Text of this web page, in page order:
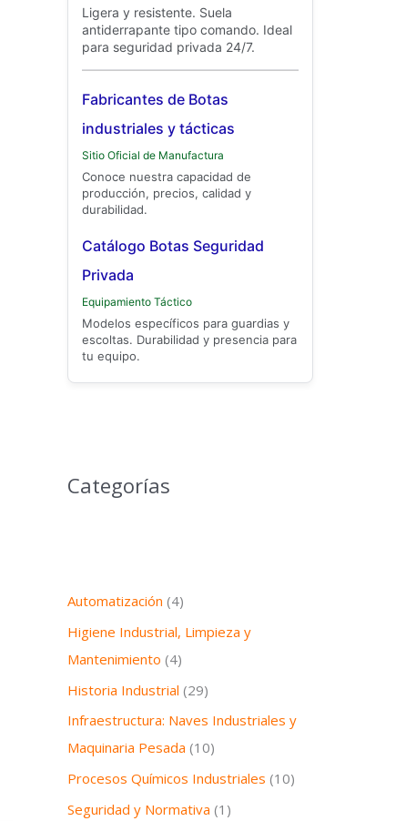
Ligera y resistente. Suela
antiderrapante tipo comando. Ideal
para seguridad privada 24/7.
Fabricantes de Botas
industriales y tácticas
Sitio Oficial de Manufactura
Conoce nuestra capacidad de
producción, precios, calidad y
durabilidad.
Catálogo Botas Seguridad
Privada
Equipamiento Táctico
Modelos específicos para guardias y
escoltas. Durabilidad y presencia para
tu equipo.
Categorías
Automatización (4)
Higiene Industrial, Limpieza y
Mantenimiento (4)
Historia Industrial (29)
Infraestructura: Naves Industriales y
Maquinaria Pesada (10)
Procesos Químicos Industriales (10)
Seguridad y Normativa (1)